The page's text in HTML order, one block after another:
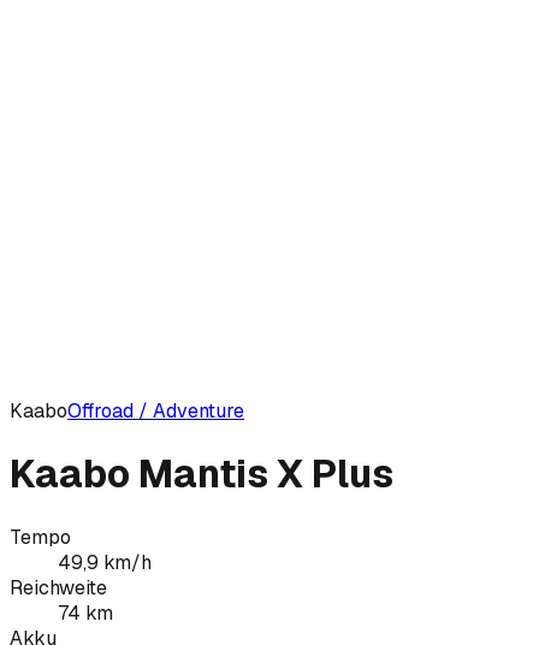
KaaboOffroad / Adventure
Kaabo Mantis X Plus
Tempo
49,9 km/h
Reichweite
74 km
Akku